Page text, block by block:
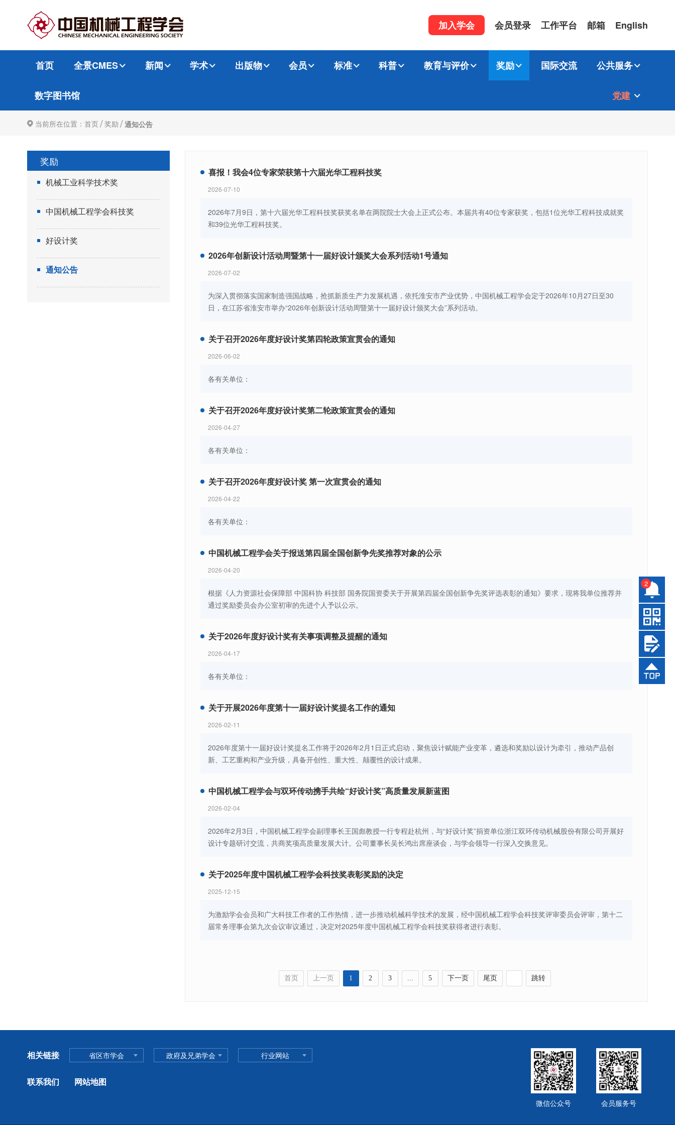
加入学会 会员登录 工作平台 邮箱 English
首页 全景CMES 新闻 学术 出版物 会员 标准 科普 教育与评价 奖励 国际交流 公共服务
数字图书馆 党建
2
当前所在位置： 首页/奖励 /通知公告
奖励
机械工业科学技术奖
中国机械工程学会科技奖
好设计奖
通知公告
喜报！我会4位专家荣获第十六届光华工程科技奖
2026-07-10
2026年7月9日，第十六届光华工程科技奖获奖名单在两院院士大会上正式公布。本届共有40位专家获奖，包括1位光华工程科技成就奖
和39位光华工程科技奖。
2026年创新设计活动周暨第十一届好设计颁奖大会系列活动1号通知
2026-07-02
为深入贯彻落实国家制造强国战略，抢抓新质生产力发展机遇，依托淮安市产业优势，中国机械工程学会定于2026年10月27日至30
日，在江苏省淮安市举办“2026年创新设计活动周暨第十一届好设计颁奖大会”系列活动。
关于召开2026年度好设计奖第四轮政策宣贯会的通知
2026-06-02
各有关单位：
关于召开2026年度好设计奖第二轮政策宣贯会的通知
2026-04-27
各有关单位：
关于召开2026年度好设计奖 第一次宣贯会的通知
2026-04-22
各有关单位：
中国机械工程学会关于报送第四届全国创新争先奖推荐对象的公示
2026-04-20
根据《人力资源社会保障部 中国科协 科技部 国务院国资委关于开展第四届全国创新争先奖评选表彰的通知》要求，现将我单位推荐并
通过奖励委员会办公室初审的先进个人予以公示。
关于2026年度好设计奖有关事项调整及提醒的通知
2026-04-17
各有关单位：
关于开展2026年度第十一届好设计奖提名工作的通知
2026-02-11
2026年度第十一届好设计奖提名工作将于2026年2月1日正式启动，聚焦设计赋能产业变革，遴选和奖励以设计为牵引，推动产品创
新、工艺重构和产业升级，具备开创性、重大性、颠覆性的设计成果。
中国机械工程学会与双环传动携手共绘“好设计奖”高质量发展新蓝图
2026-02-04
2026年2月3日，中国机械工程学会副理事长王国彪教授一行专程赴杭州，与“好设计奖”捐资单位浙江双环传动机械股份有限公司开展好
设计专题研讨交流，共商奖项高质量发展大计。公司董事长吴长鸿出席座谈会，与学会领导一行深入交换意见。
关于2025年度中国机械工程学会科技奖表彰奖励的决定
2025-12-15
为激励学会会员和广大科技工作者的工作热情，进一步推动机械科学技术的发展，经中国机械工程学会科技奖评审委员会评审，第十二
届常务理事会第九次会议审议通过，决定对2025年度中国机械工程学会科技奖获得者进行表彰。
首页 上一页 1 2 3 ... 5 下一页 尾页 跳转
相关链接 省区市学会 政府及兄弟学会 行业网站
联系我们 网站地图
微信公众号 会员服务号